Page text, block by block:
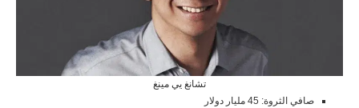
تشانغ يي مينغ
صافي الثروة: 45 مليار دولار